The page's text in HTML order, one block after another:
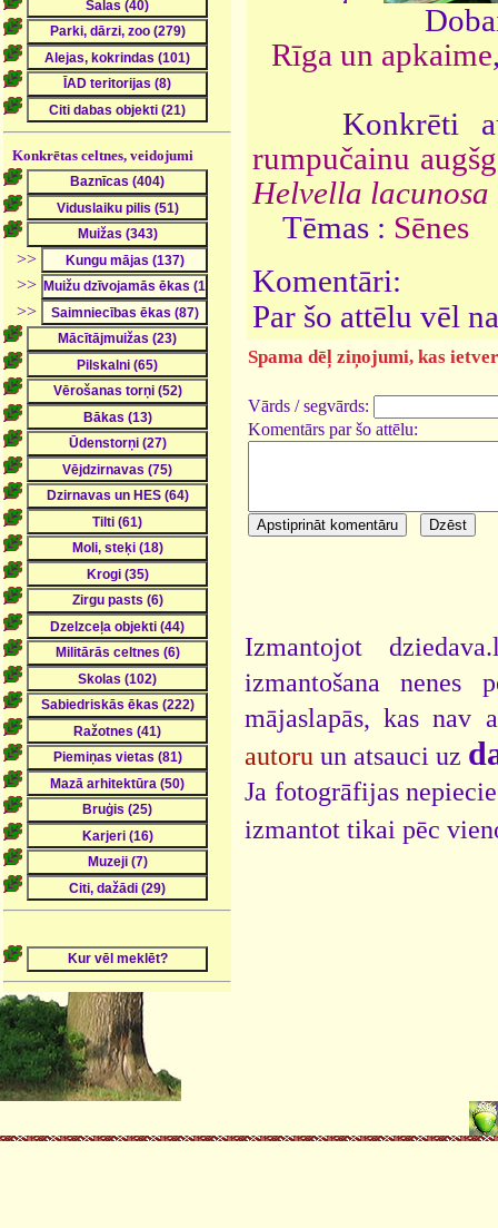
Konkrētas celtnes, veidojumi
>>
>>
>>
Rīga un apkaime
Konkrēti
rumpučainu
Helvella lacunosa
Tēmas : Sēnes
Komentāri:
Par šo attēlu vēl
Spama dēļ ziņojumi, kas
Vārds / segvārds:
Komentārs par šo attēlu:
Izmantojot
izmantošana nenes
mājaslapās, kas
autoru un atsauci uz
Ja fotogrāfijas
izmantot tikai pēc